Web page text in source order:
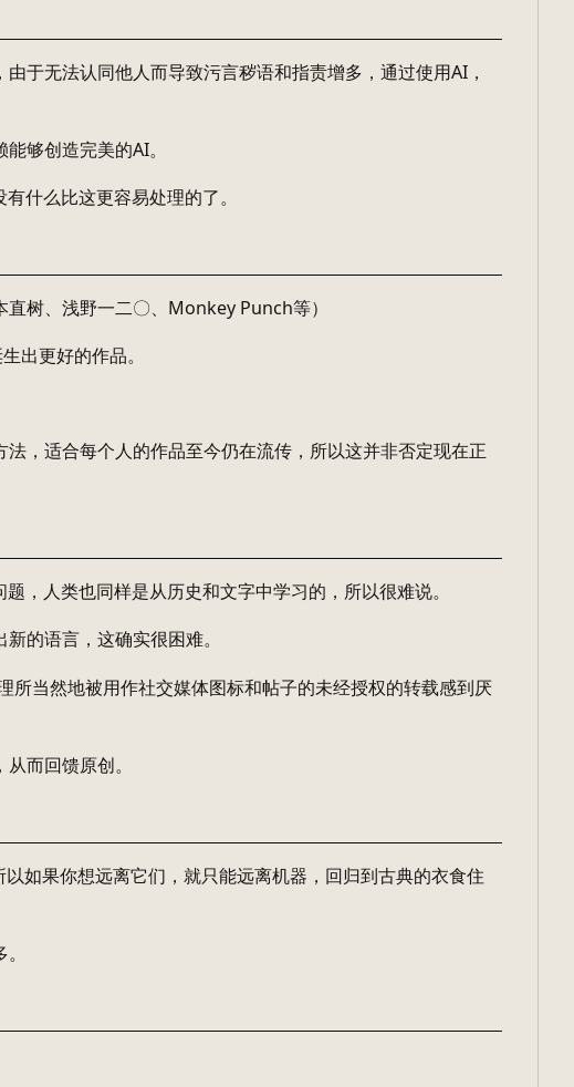
于无法认同他人而导致污言秽语和指责增多，通过使用AI，
够创造完美的AI。
什么比这更容易处理的了。
树、浅野一二〇、Monkey Punch等）
出更好的作品。
，适合每个人的作品至今仍在流传，所以这并非否定现在正
，人类也同样是从历史和文字中学习的，所以很难说。
的语言，这确实很困难。
当然地被用作社交媒体图标和帖子的未经授权的转载感到厌
而回馈原创。
如果你想远离它们，就只能远离机器，回归到古典的衣食住